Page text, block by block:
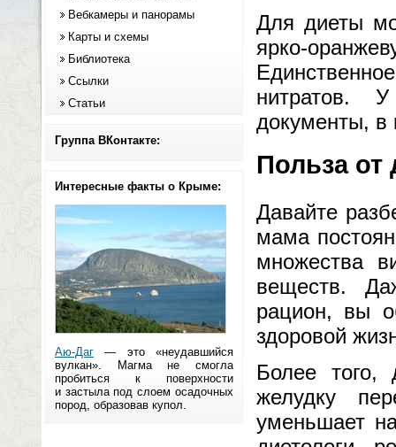
Вебкамеры и панорамы
Карты и схемы
Библиотека
Ссылки
Статьи
Группа ВКонтакте:
Интересные факты о Крыме:
Аю-Даг — это «неудавшийся
вулкан». Магма не смогла
пробиться к поверхности
и застыла под слоем осадочных
пород, образовав купол.
Для диеты
ярко-
нитратов.
документы, в
Польза
Давайте
мама
множества
веществ.
рацион, вы
здоровой
Более того,
желудку
уменьшает